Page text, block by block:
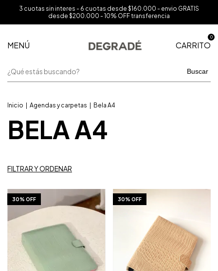
3 cuotas sin interes - 6 cuotas desde $160.000 - envio GRATIS
desde $200.000 - 10% OFF transferencia
MENÚ CARRITO
0
Buscar
Inicio Agendas y carpetas Bela A4
BELA A4
FILTRAR Y ORDENAR
1/10
30% OFF 1/4
30% OFF